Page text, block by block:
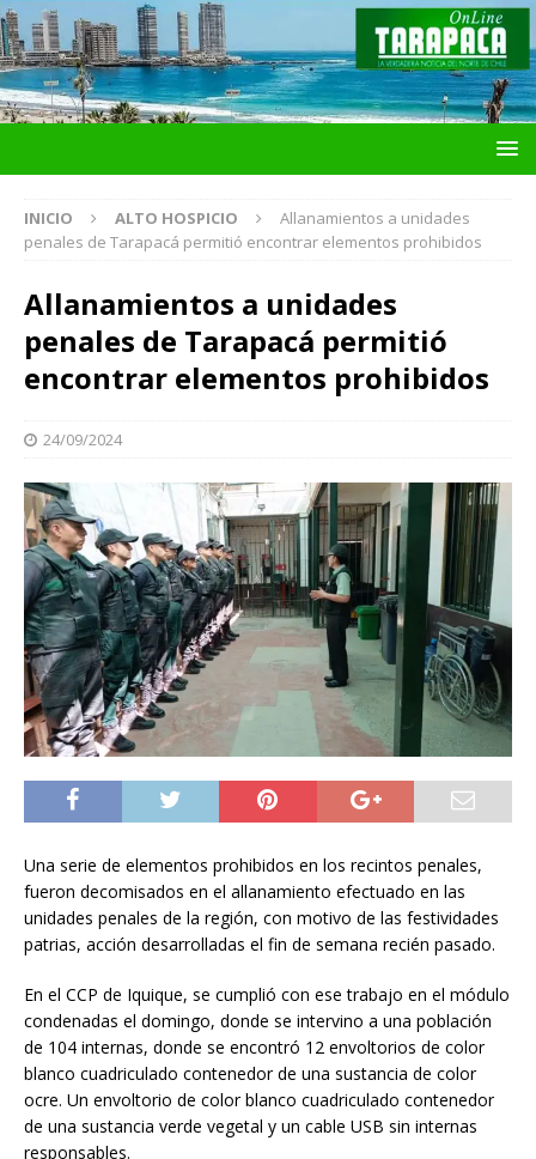
INICIO ALTO HOSPICIO
Allanamientos a unidades
penales de Tarapacá permitió encontrar elementos prohibidos
Allanamientos a unidades
penales de Tarapacá permitió
encontrar elementos prohibidos
24/09/2024
Una serie de elementos prohibidos en los recintos penales,
fueron decomisados en el allanamiento efectuado en las
unidades penales de la región, con motivo de las festividades
patrias, acción desarrolladas el fin de semana recién pasado.
En el CCP de Iquique, se cumplió con ese trabajo en el módulo
condenadas el domingo, donde se intervino a una población
de 104 internas, donde se encontró 12 envoltorios de color
blanco cuadriculado contenedor de una sustancia de color
ocre. Un envoltorio de color blanco cuadriculado contenedor
de una sustancia verde vegetal y un cable USB sin internas
responsables.